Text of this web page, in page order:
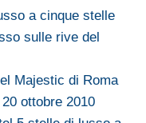
a cinque stelle
sulle rive del
Majestic di Roma
ottobre 2010